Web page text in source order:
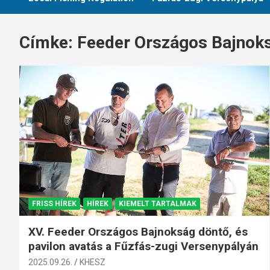
Címke: Feeder Országos
FRISS HÍREK HÍREK KIEMELT TARTALMAK
XV. Feeder Országos Bajnokság döntő, és
pavilon avatás a Fűzfás-zugi Versenypályán
2025.09.26. KHESZ